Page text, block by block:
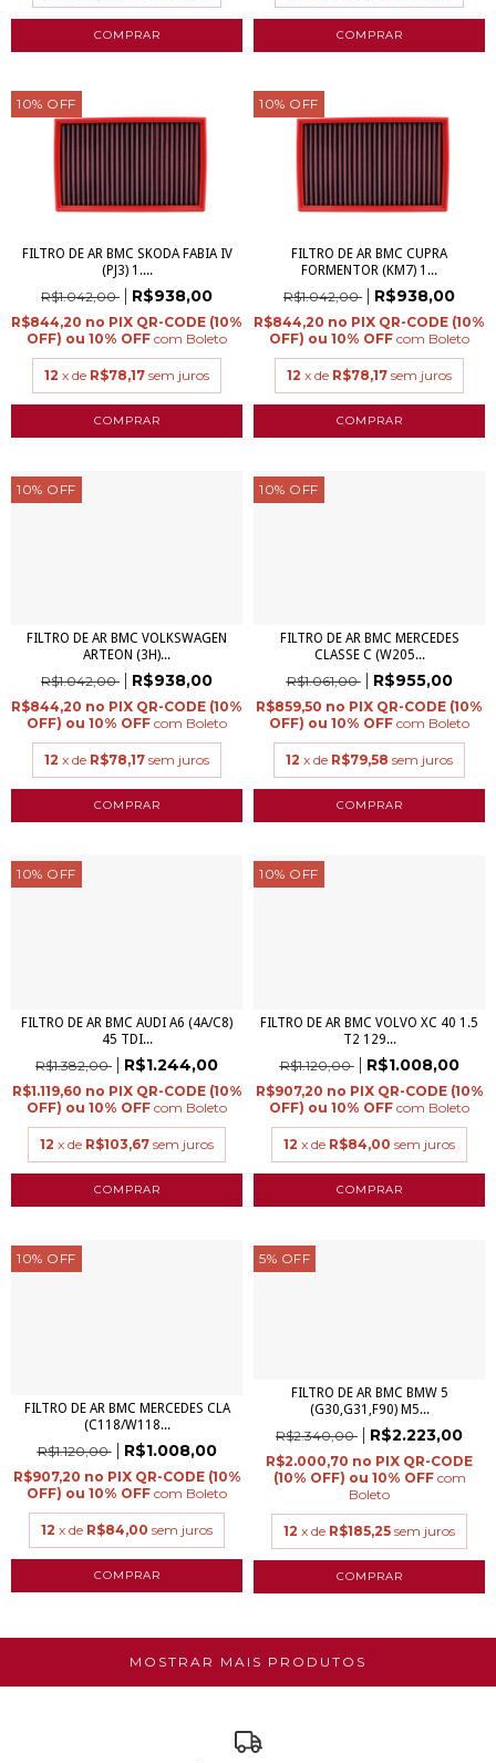
10% OFF
FILTRO DE AR BMC SKODA FABIA IV
(PJ3) 1....
R$1.042,00 R$938,00
R$844,20
com Boleto
12 x de R$78,17 sem juros
10% OFF
FILTRO DE AR BMC CUPRA
FORMENTOR (KM7) 1...
R$1.042,00 R$938,00
R$844,20
com Boleto
12 x de R$78,17 sem juros
10% OFF
FILTRO DE AR BMC VOLKSWAGEN
ARTEON (3H)...
R$1.042,00 R$938,00
R$844,20
com Boleto
12 x de R$78,17 sem juros
10% OFF
FILTRO DE AR BMC MERCEDES
CLASSE C (W205...
R$1.061,00 R$955,00
R$859,50
com Boleto
12 x de R$79,58 sem juros
10% OFF
FILTRO DE AR BMC AUDI A6 (4A/C8)
45 TDI...
R$1.382,00 R$1.244,00
R$1.119,60
com Boleto
12 x de R$103,67 sem juros
10% OFF
FILTRO DE AR BMC VOLVO XC 40 1.5
T2 129...
R$1.120,00 R$1.008,00
R$907,20
com Boleto
12 x de R$84,00 sem juros
10% OFF
FILTRO DE AR BMC MERCEDES CLA
(C118/W118...
R$1.120,00 R$1.008,00
R$907,20
com Boleto
12 x de R$84,00 sem juros
5% OFF
FILTRO DE AR BMC BMW 5
(G30,G31,F90) M5...
R$2.340,00 R$2.223,00
R$2.000,70
com
Boleto
12 x de R$185,25 sem juros
MOSTRAR MAIS PRODUTOS